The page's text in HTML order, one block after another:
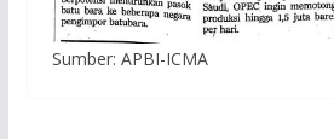
Sumber: APBI-ICMA